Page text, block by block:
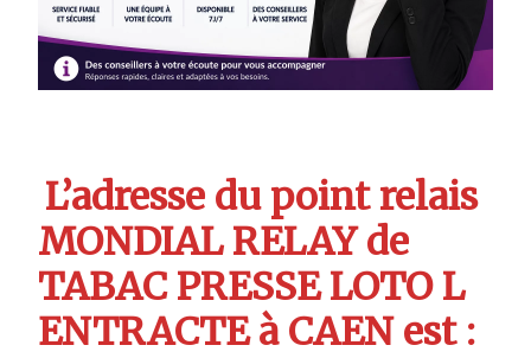
L’adresse du point relais
MONDIAL RELAY de
TABAC PRESSE LOTO L
ENTRACTE à CAEN est :